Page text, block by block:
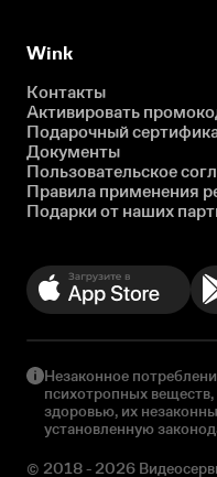
Wink
Контакты
Активировать
Подарочный
Документы
Пользовательское
Правила применения
Подарки от наших
Незаконное
психотропных
здоровью, их
установленную
© 2018 - 2026